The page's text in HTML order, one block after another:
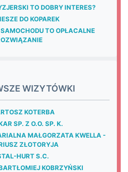
TO DOBRY INTERES?
DO KOPAREK
TO OPŁACALNE
WIZYTÓWKI
KOTERBA
SP. Z O.O. SP. K.
MAŁGORZATA KWELLA -
ZŁOTORYJA
HURT S.C.
KOBRZYŃSKI